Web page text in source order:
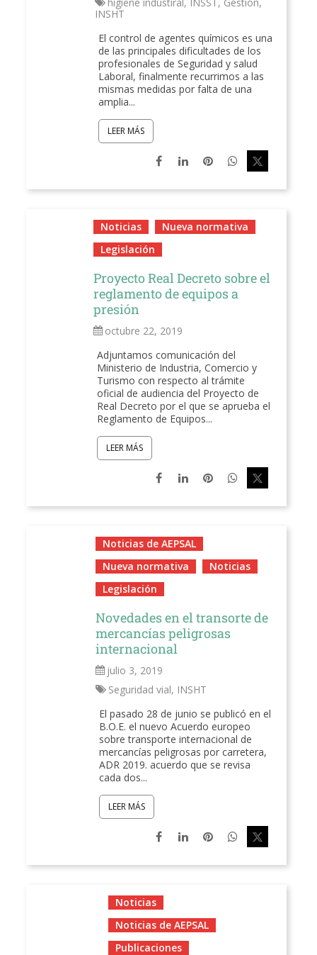
INSHT
El control de agentes químicos es una
de las principales dificultades de los
profesionales de Seguridad y salud
Laboral, finalmente recurrimos a las
mismas medidas por falta de una
amplia...
LEER MÁS
Noticias
Nueva normativa
Legislación
Proyecto Real Decreto sobre el
reglamento de equipos a
presión
octubre 22, 2019
Adjuntamos comunicación del
Ministerio de Industria, Comercio y
Turismo con respecto al trámite
oficial de audiencia del Proyecto de
Real Decreto por el que se aprueba el
Reglamento de Equipos...
LEER MÁS
Noticias de AEPSAL
Nueva normativa
Noticias
Legislación
Novedades en el transorte de
mercancías peligrosas
internacional
julio 3, 2019
Seguridad vial, INSHT
El pasado 28 de junio se publicó en el
B.O.E. el nuevo Acuerdo europeo
sobre transporte internacional de
mercancías peligrosas por carretera,
ADR 2019. acuerdo que se revisa
cada dos...
LEER MÁS
Noticias
Noticias de AEPSAL
Publicaciones